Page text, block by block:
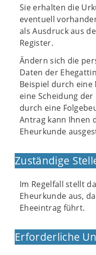
Sie erhalten die
eventuell
als Ausdruck aus
Register.
Ändern sich die
Daten der
Beispiel durch
eine Scheidung
durch eine
Antrag kann Ihnen
Eheurkunde
Zuständige
Im Regelfall stellt
Eheurkunde aus,
Eheeintrag führt.
Erforderliche